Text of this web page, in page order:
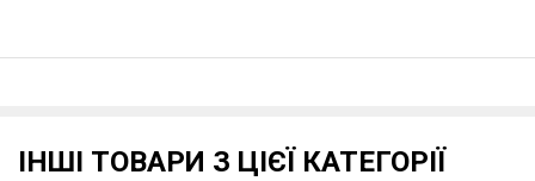
ІНШІ ТОВАРИ З ЦІЄЇ КАТЕГОРІЇ